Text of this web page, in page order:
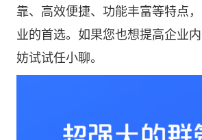
靠、高效便捷、功能丰富等特点
业的首选。如果您也想提高企业
妨试试任小聊。